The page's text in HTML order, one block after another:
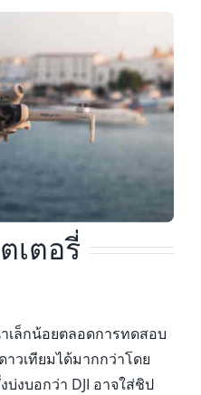
เตอรี่
เล็กน้อยตลอดการทดสอบ
วเทียมได้มากกว่าโดย
งบอกว่า DJI อาจใส่ชิป